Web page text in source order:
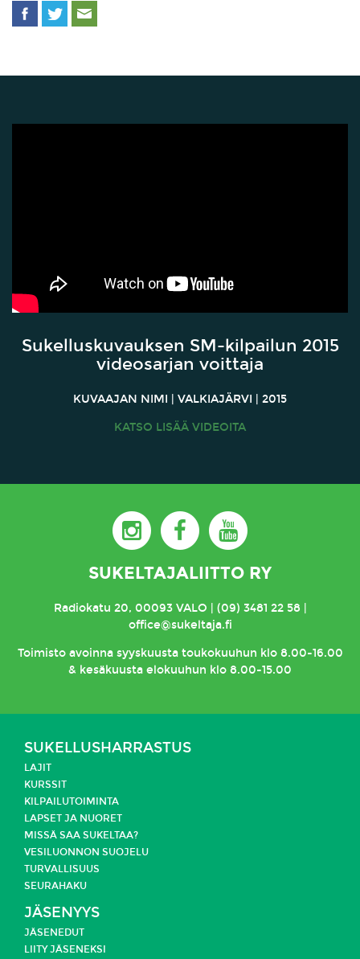
Sukelluskuvauksen SM-kilpailun 2015
videosarjan voittaja
KUVAAJAN NIMI | VALKIAJÄRVI | 2015
KATSO LISÄÄ VIDEOITA
SUKELTAJALIITTO RY
Radiokatu 20, 00093 VALO | (09) 3481 22 58 |
office@sukeltaja.fi
Toimisto avoinna syyskuusta toukokuuhun klo 8.00-16.00
& kesäkuusta elokuuhun klo 8.00-15.00
SUKELLUSHARRASTUS
LAJIT
KURSSIT
KILPAILUTOIMINTA
LAPSET JA NUORET
MISSÄ SAA SUKELTAA?
VESILUONNON SUOJELU
TURVALLISUUS
SEURAHAKU
JÄSENYYS
JÄSENEDUT
LIITY JÄSENEKSI